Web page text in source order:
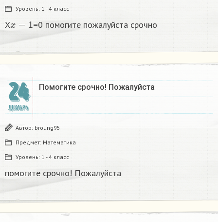
Уровень: 1 - 4 класс
X =0 помогите пожалуйста срочно
24
ДЕКАБРЬ
Помогите срочно! Пожалуйста
Автор: broung95
Предмет: Математика
Уровень: 1 - 4 класс
помогите срочно! Пожалуйста